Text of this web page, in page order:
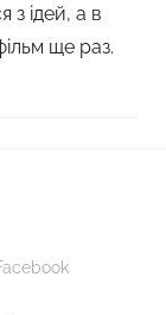
з ідей, а в
ще раз.